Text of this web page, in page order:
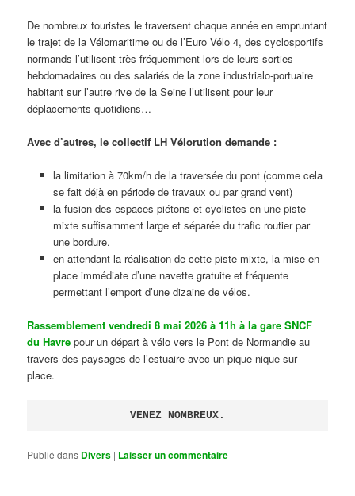
De nombreux touristes le traversent chaque année en empruntant
le trajet de la Vélomaritime ou de l’Euro Vélo 4, des cyclosportifs
normands l’utilisent très fréquemment lors de leurs sorties
hebdomadaires ou des salariés de la zone industrialo-portuaire
habitant sur l’autre rive de la Seine l’utilisent pour leur
déplacements quotidiens…
Avec d’autres, le collectif LH Vélorution demande :
la limitation à 70km/h de la traversée du pont (comme cela
se fait déjà en période de travaux ou par grand vent)
la fusion des espaces piétons et cyclistes en une piste
mixte suffisamment large et séparée du trafic routier par
une bordure.
en attendant la réalisation de cette piste mixte, la mise en
place immédiate d’une navette gratuite et fréquente
permettant l’emport d’une dizaine de vélos.
Rassemblement vendredi 8 mai 2026 à 11h à la gare SNCF
du Havre pour un départ à vélo vers le Pont de Normandie au
travers des paysages de l’estuaire avec un pique-nique sur
place.
VENEZ NOMBREUX.
Publié dans Divers | Laisser un commentaire